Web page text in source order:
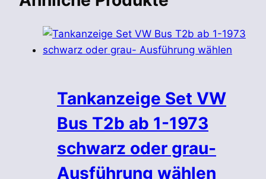
Tankanzeige Set VW
Bus T2b ab 1-1973
schwarz oder grau-
Ausführung wählen